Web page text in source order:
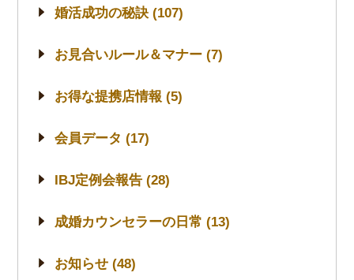
婚活成功の秘訣 (107)
お見合いルール＆マナー (7)
お得な提携店情報 (5)
会員データ (17)
IBJ定例会報告 (28)
成婚カウンセラーの日常 (13)
お知らせ (48)